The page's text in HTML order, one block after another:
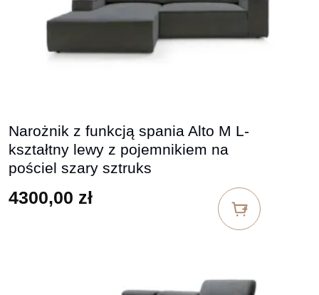
Narożnik z funkcją spania Alto M L-
kształtny lewy z pojemnikiem na
pościel szary sztruks
4300,00 zł